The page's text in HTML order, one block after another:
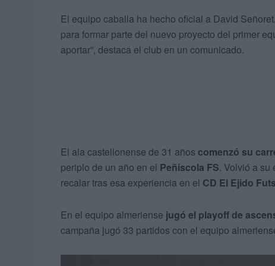
El equipo caballa ha hecho oficial a David Señoret,
para formar parte del nuevo proyecto del primer
aportar”, destaca el club en un comunicado.
El ala castellonense de 31 años comenzó su
periplo de un año en el Peñíscola FS. Volvió a su
recalar tras esa experiencia en el CD El Ejido
En el equipo almeriense jugó el playoff de
campaña jugó 33 partidos con el equipo